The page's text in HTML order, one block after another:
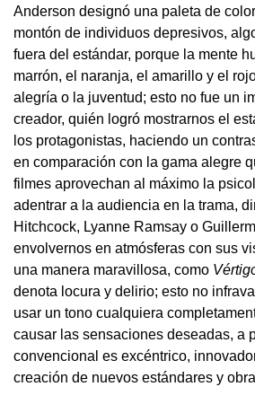
Anderson designó una paleta de
montón de individuos depresivos,
fuera del estándar, porque la mente
marrón, el naranja, el amarillo y el
alegría o la juventud; esto no fue un
creador, quién logró mostrarnos el
los protagonistas, haciendo un
en comparación con la gama alegre
filmes aprovechan al máximo la
adentrar a la audiencia en la trama,
Hitchcock, Lyanne Ramsay o
envolvernos en atmósferas con sus
una manera maravillosa, como
denota locura y delirio; esto no
usar un tono cualquiera
causar las sensaciones deseadas, a
convencional es excéntrico,
creación de nuevos estándares y